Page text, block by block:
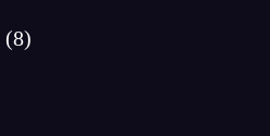
(8)